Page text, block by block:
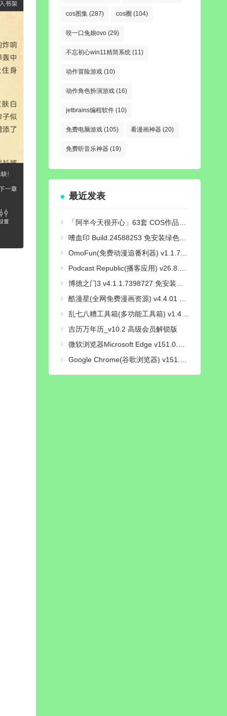
cos图集 (287) cos圈 (104)
咬一口兔娘ovo (29)
不忘初心win11精简系统 (11)
动作冒险游戏 (10)
动作角色扮演游戏 (16)
jetbrains编程软件 (10)
免费电脑游戏 (105) 看漫画神器 (20)
免费听音乐神器 (19)
最近发表
「阿半今天很开心」63套 COS作品写真合集[持续更新],甜蜜魅力的多面cosplay魔力！
嗜血印 Build.24588253 免安装绿色中文豪华全服装版 | 整合创意工坊MOD-魅影战歌+全DLC+修改器|解压即撸
OmoFun(免费动漫追番利器) v1.1.7.4 去广告纯净版
Podcast Republic(播客应用) v26.8.27R 高级专业版
博德之门3 v4.1.1.7398727 免安装绿色豪华中文版|预购奖励+全DLC+修改器|解压即撸
酷漫星(全网免费漫画资源) v4.4.01 去广告纯净版
乱七八糟工具箱(多功能工具箱) v1.4.27 解锁VIP会员版
吉历万年历_v10.2 高级会员解锁版
微软浏览器Microsoft Edge v151.0.4129.72 绿色增强版
Google Chrome(谷歌浏览器) v151.0.7922.109 绿色增强版